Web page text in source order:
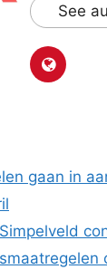
See
gaan in